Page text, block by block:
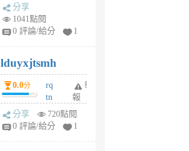
jl
月
前
分享
1041點閱
0 評論/給分
1
lduyxjtsmh
0.0分
rq
tn
jt
gl
舉
報
分享
720點閱
0 評論/給分
1